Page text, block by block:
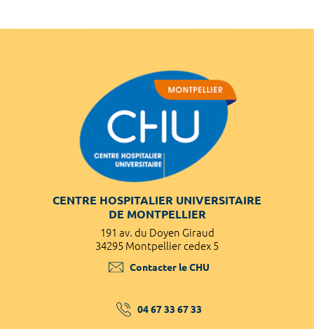
CENTRE HOSPITALIER UNIVERSITAIRE
DE MONTPELLIER
191 av. du Doyen Giraud
34295 Montpellier cedex 5
Contacter le CHU
04 67 33 67 33